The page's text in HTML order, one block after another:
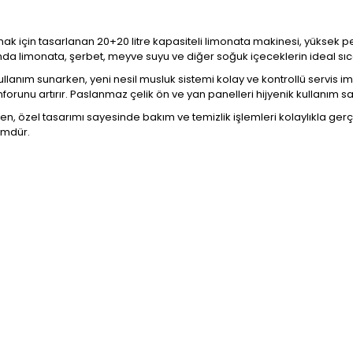
için tasarlanan 20+20 litre kapasiteli limonata makinesi, yüksek
limonata, şerbet, meyve suyu ve diğer soğuk içeceklerin ideal
sunarken, yeni nesil musluk sistemi kolay ve kontrollü
artırır. Paslanmaz çelik ön ve yan panelleri hijyenik kullanım
özel tasarımı sayesinde bakım ve temizlik işlemleri kolaylıkla